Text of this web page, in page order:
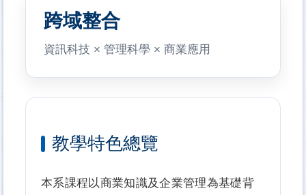
跨域整合
資訊科技 × 管理科學 × 商業應用
教學特色總覽
本系課程以商業知識及企業管理為基礎背